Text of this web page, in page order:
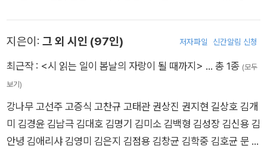
사람 사는 마을을 만들고 도시를 만들었듯 처음의 마음을 세워 나
가서 도랑과 실개천과 시냇물을 품고 흘러 한국시의 도저하고 장
문 「걷는사람과 걷는 사람들」 부분
지은이: 그 외 시인 (97인) 저자파일 신간알림 신청
최근작 : <시 읽는 일이 봄날의 자랑이 될 때까지> … 총 1종 (모두
보기)
강나무 고선주 고증식 고찬규 고태관 권상진 권지현 길상호 김개
미 김경윤 김남극 김대호 김명기 김미소 김백형 김성장 김신용 김
안녕 김애리샤 김영미 김은지 김점용 김창균 김학중 김호균 문 신